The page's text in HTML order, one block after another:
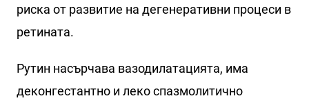
риска от развитие на дегенеративни процеси в
ретината.
Рутин насърчава вазодилатацията, има
деконгестантно и леко спазмолитично